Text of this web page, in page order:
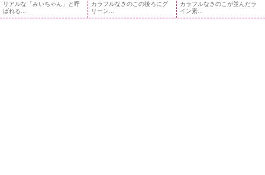
リアルな「みいちゃん」と呼
ばれる...
カラフルなきのこの後ろにグ
リーン...
カラフルなきのこが並んだラ
イン素...